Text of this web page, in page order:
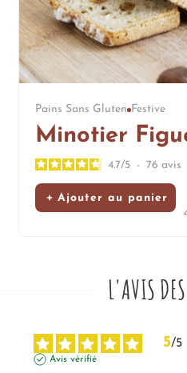
Pains Sans Gluten Festive
Minotier
4.7/5 - 76 avis
Ajouter au panier
L'AVIS DES
5/5
Avis vérifié